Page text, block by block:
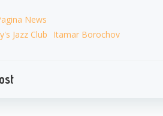
News
Jazz Club Itamar Borochov